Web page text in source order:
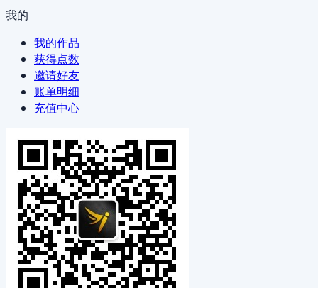
我的
我的作品
获得点数
邀请好友
账单明细
充值中心